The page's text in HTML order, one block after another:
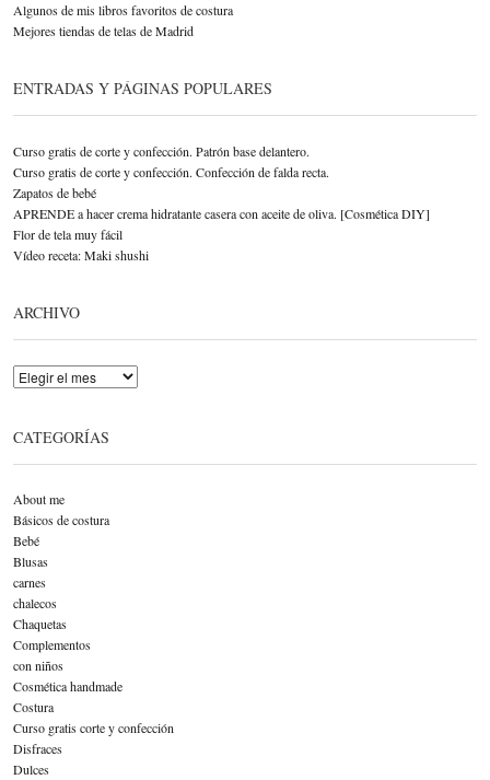
Algunos de mis libros favoritos de costura
Mejores tiendas de telas de Madrid
ENTRADAS Y PÁGINAS POPULARES
Curso gratis de corte y confección. Patrón base delantero.
Curso gratis de corte y confección. Confección de falda recta.
Zapatos de bebé
APRENDE a hacer crema hidratante casera con aceite de oliva. [Cosmética DIY]
Flor de tela muy fácil
Vídeo receta: Maki shushi
ARCHIVO
Archivo
CATEGORÍAS
About me
Básicos de costura
Bebé
Blusas
carnes
chalecos
Chaquetas
Complementos
con niños
Cosmética handmade
Costura
Curso gratis corte y confección
Disfraces
Dulces